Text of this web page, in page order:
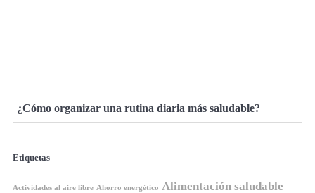
¿Cómo organizar una rutina diaria más saludable?
Etiquetas
Actividades al aire libre Ahorro energético Alimentación saludable